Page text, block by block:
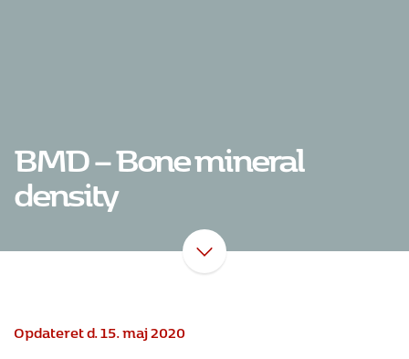
BMD – Bone mineral
density
Opdateret d. 15. maj 2020